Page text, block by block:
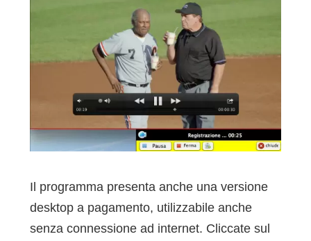
Il programma presenta anche una versione
desktop a pagamento, utilizzabile anche
senza connessione ad internet. Cliccate sul